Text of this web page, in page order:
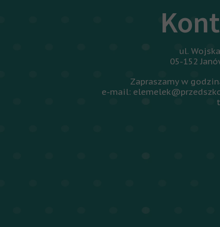
ul.
05-152
Zapraszamy w
e-mail: